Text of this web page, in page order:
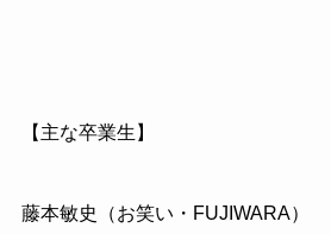
【主な卒業生】
藤本敏史（お笑い・FUJIWARA）